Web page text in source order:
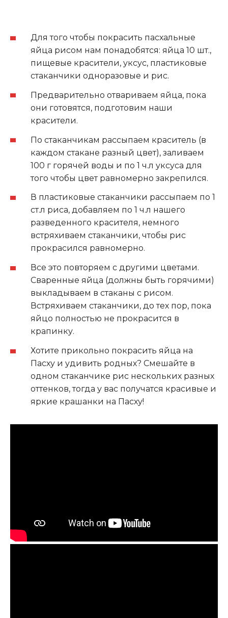
Для того чтобы покрасить пасхальные
яйца рисом нам понадобятся: яйца 10 шт.,
пищевые красители, уксус, пластиковые
стаканчики одноразовые и рис.
Предварительно отвариваем яйца, пока
они готовятся, подготовим наши
красители.
По стаканчикам рассыпаем краситель (в
каждом стакане разный цвет), заливаем
100 г горячей воды и по 1 ч.л уксуса для
того чтобы цвет равномерно закрепился.
В пластиковые стаканчики рассыпаем по 1
ст.л риса, добавляем по 1 ч.л нашего
разведенного красителя, немного
встряхиваем стаканчики, чтобы рис
прокрасился равномерно.
Все это повторяем с другими цветами.
Сваренные яйца (должны быть горячими)
выкладываем в стаканы с рисом.
Встряхиваем стаканчики, до тех пор, пока
яйцо полностью не прокрасится в
крапинку.
Хотите прикольно покрасить яйца на
Пасху и удивить родных? Смешайте в
одном стаканчике рис нескольких разных
оттенков, тогда у вас получатся красивые и
яркие крашанки на Пасху!